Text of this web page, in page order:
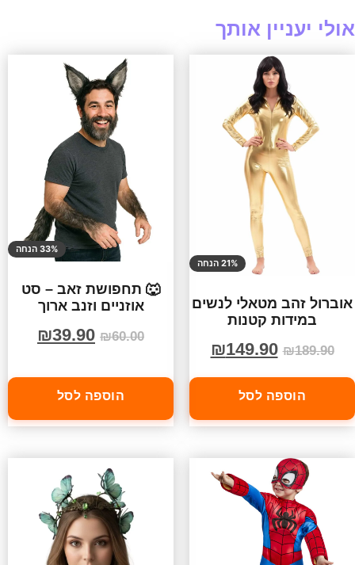
אולי יעניין אותך
21% הנחה
אוברול זהב מטאלי לנשים
במידות קטנות
₪189.90
₪149.90
הוספה לסל
33% הנחה
🐺 תחפושת זאב – סט
אוזניים וזנב ארוך
₪60.00
₪39.90
הוספה לסל